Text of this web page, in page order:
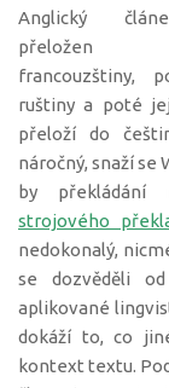
Anglický
francouzštiny,
ruštiny a poté
přeloží do
náročný, snaží
by překládání
strojového
nedokonalý,
se dozvěděli
aplikované
dokáží to, co
kontext textu.